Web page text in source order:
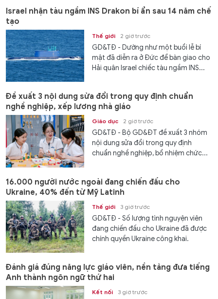
Israel nhận tàu ngầm INS Drakon bí ẩn sau 14 năm chế
tạo
Thế giới 2 giờ trước
GD&TĐ - Dường như một buổi lễ bí
mật đã diễn ra ở Đức để bàn giao cho
Hải quân Israel chiếc tàu ngầm INS...
Đề xuất 3 nội dung sửa đổi trong quy định chuẩn
nghề nghiệp, xếp lương nhà giáo
Giáo dục 2 giờ trước
GD&TĐ - Bộ GD&ĐT đề xuất 3 nhóm
nội dung sửa đổi trong quy định
chuẩn nghề nghiệp, bổ nhiệm chức...
16.000 người nước ngoài đang chiến đấu cho
Ukraine, 40% đến từ Mỹ Latinh
Thế giới 3 giờ trước
GD&TĐ - Số lượng tình nguyện viên
đang chiến đấu cho Ukraine đã được
chính quyền Ukraine công khai.
Đánh giá đúng năng lực giáo viên, nền tảng đưa tiếng
Anh thành ngôn ngữ thứ hai
Kết nối 3 giờ trước